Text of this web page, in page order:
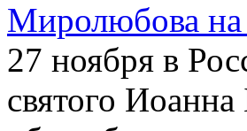
Миролюбова на
27 ноября в
святого Иоанна